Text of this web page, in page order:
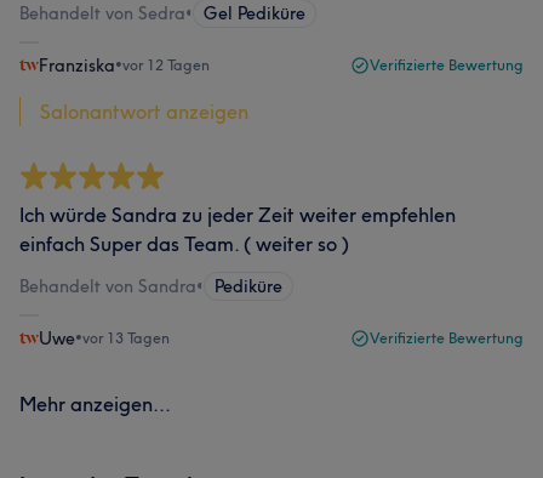
Behandelt von Sedra• Gel Pediküre
Franziska•vor 12 Tagen Verifizierte Bewertung
Salonantwort anzeigen
Ich würde Sandra zu jeder Zeit weiter empfehlen
einfach Super das Team. ( weiter so )
Behandelt von Sandra• Pediküre
Uwe•vor 13 Tagen Verifizierte Bewertung
Mehr anzeigen...